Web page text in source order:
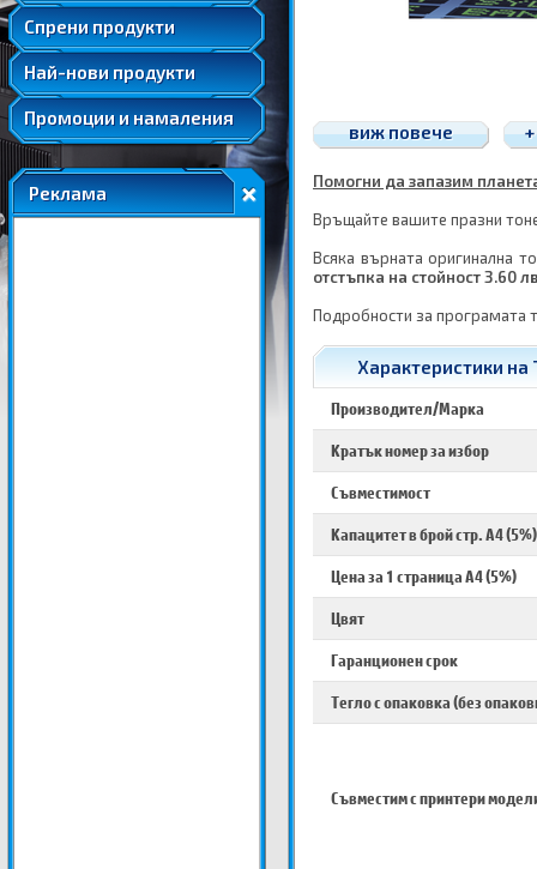
Спрени продукти
Удължени и допълнителни гаранции
Най-нови продукти
Промоции и намаления
Реклама
виж повече
Помогни да запазим
Връщайте вашите празни
Всяка върната оригинална
отстъпка на стойност 3.60
Подробности за програмата
Характеристики на
Производител/Марка
Кратък номер за избор
Съвместимост
Капацитет в брой стр. A4 (5%)
Цена за 1 страница A4 (5%)
Цвят
Гаранционен срок
Тегло с опаковка (без
Съвместим с принтери